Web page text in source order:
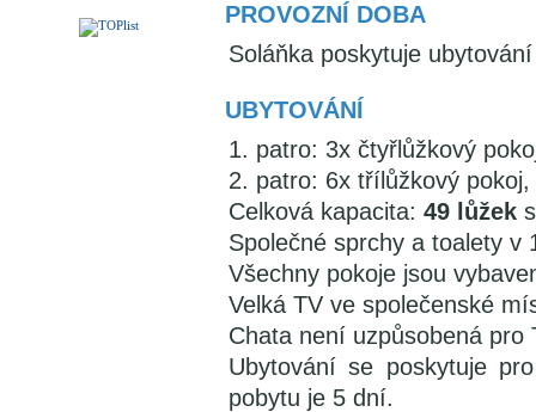
PROVOZNÍ DOBA
Soláňka poskytuje
UBYTOVÁNÍ
1. patro: 3x čtyřlůžkový
2. patro: 6x třílůžkový
Celková kapacita: 49 lůžek
Společné sprchy a toalety
Všechny pokoje jsou
Velká TV ve společenské
Chata není uzpůsobená pro
Ubytování se poskytuje
pobytu je 5 dní.